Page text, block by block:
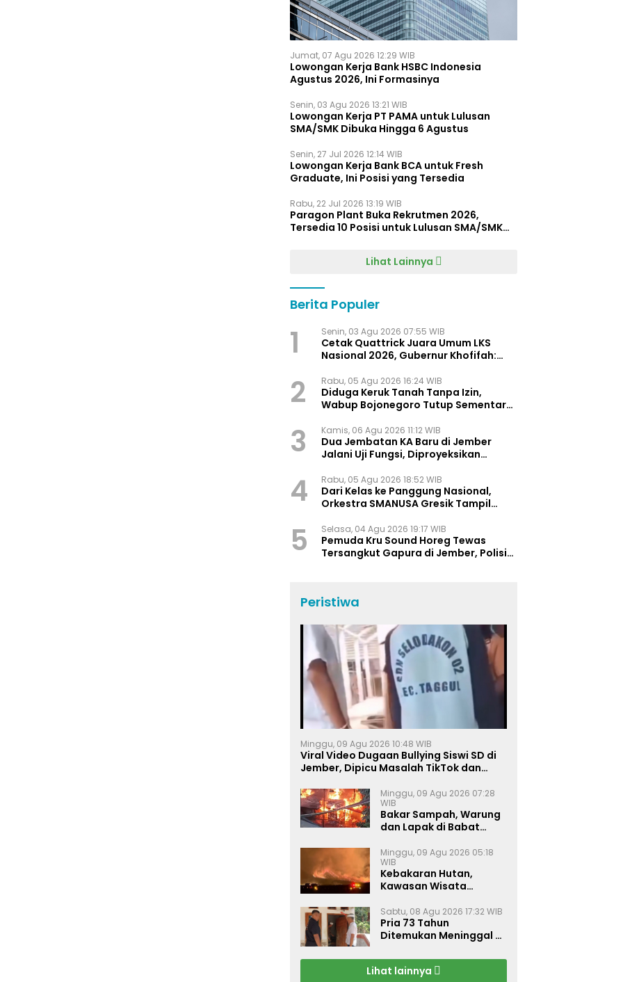
Jumat, 07 Agu 2026 12:29 WIB
Lowongan Kerja Bank HSBC Indonesia
Agustus 2026, Ini Formasinya
Senin, 03 Agu 2026 13:21 WIB
Lowongan Kerja PT PAMA untuk Lulusan
SMA/SMK Dibuka Hingga 6 Agustus
Senin, 27 Jul 2026 12:14 WIB
Lowongan Kerja Bank BCA untuk Fresh
Graduate, Ini Posisi yang Tersedia
Rabu, 22 Jul 2026 13:19 WIB
Paragon Plant Buka Rekrutmen 2026,
Tersedia 10 Posisi untuk Lulusan SMA/SMK
Lihat Lainnya
Berita Populer
1 Senin, 03 Agu 2026 07:55 WIB
Cetak Quattrick Juara Umum LKS
Nasional 2026, Gubernur Khofifah:
Indonesia
2 Rabu, 05 Agu 2026 16:24 WIB
Diduga Keruk Tanah Tanpa Izin,
Wabup Bojonegoro Tutup Sementara
3 Kamis, 06 Agu 2026 11:12 WIB
Dua Jembatan KA Baru di Jember
Jalani Uji Fungsi, Diproyeksikan
4 Rabu, 05 Agu 2026 18:52 WIB
Dari Kelas ke Panggung Nasional,
Orkestra SMANUSA Gresik Tampil
2026
5 Selasa, 04 Agu 2026 19:17 WIB
Pemuda Kru Sound Horeg Tewas
Tersangkut Gapura di Jember, Polisi
Peristiwa
Minggu, 09 Agu 2026 10:48 WIB
Viral Video Dugaan Bullying Siswi SD di
Jember, Dipicu Masalah TikTok dan
Minggu, 09 Agu 2026 07:28
WIB
Bakar Sampah, Warung
dan Lapak di Babat
Api
Minggu, 09 Agu 2026 05:18
WIB
Kebakaran Hutan,
Kawasan Wisata
Total
Sabtu, 08 Agu 2026 17:32 WIB
Pria 73 Tahun
Ditemukan Meninggal di
Sumenep
Lihat lainnya